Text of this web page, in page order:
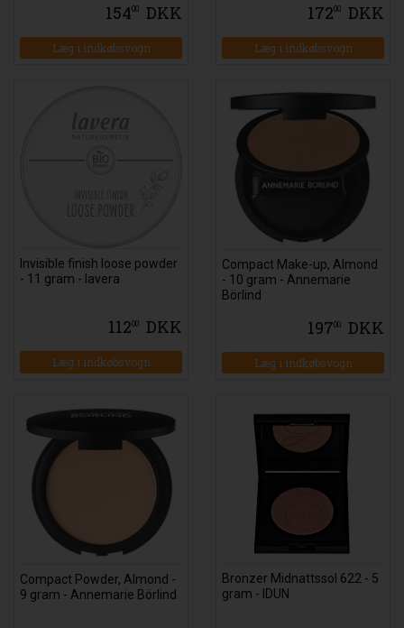
15400 DKK 17200 DKK
Invisible finish loose powder
- 11 gram - lavera
11200 DKK
Compact Make-up, Almond
- 10 gram - Annemarie
Börlind
19700 DKK
Compact Powder, Almond -
9 gram - Annemarie Börlind
Bronzer Midnattssol 622 - 5
gram - IDUN